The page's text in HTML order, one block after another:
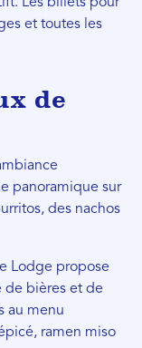
et toutes les
de
panoramique sur
des nachos
Lodge propose
de bières et de
au menu
ramen miso